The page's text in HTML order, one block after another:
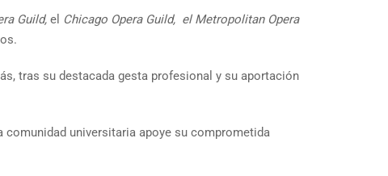
Guild, el Chicago Opera Guild, el Metropolitan Opera
tras su destacada gesta profesional y su aportación
universitaria apoye su comprometida